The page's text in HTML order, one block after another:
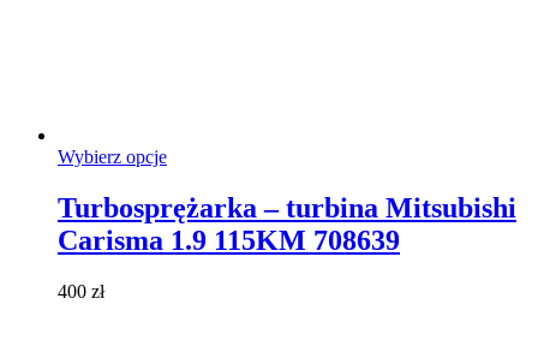
Wybierz opcjeTen
wiele
wariantów.
Turbosprężarka – turbina Mitsubishi
Carisma 1.9 115KM 708639
400 zł